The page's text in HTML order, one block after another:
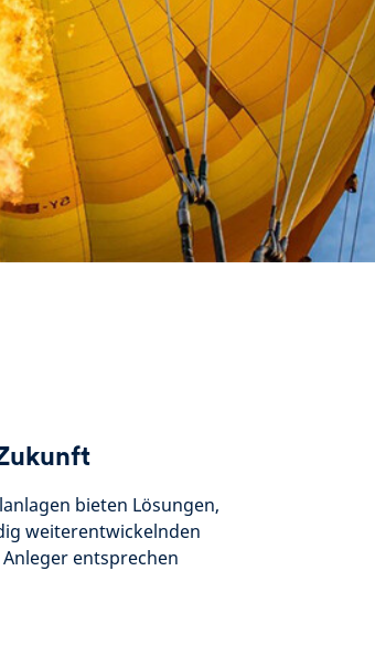
bieten Lösungen,
weiterentwickelnden
entsprechen